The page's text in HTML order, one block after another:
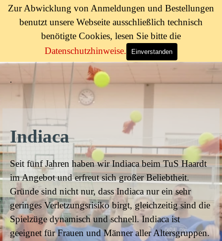
Zur Abwicklung von Anmeldungen und Bestellungen
benutzt unsere Webseite ausschließlich technisch
benötigte Cookies, lesen Sie bitte die
Datenschutzhinweise.
Einverstanden
Direkt zum Seiteninhalt
TuS Haardt 1886 e.V.
Menü überspringen
.
Indiaca
Seit fünf Jahren haben wir Indiaca beim TuS Haardt
im Angebot und erfreut sich großer Beliebtheit.
Gründe sind nicht nur, dass Indiaca nur ein sehr
geringes Verletzungsrisiko birgt, gleichzeitig sind die
Spielzüge dynamisch und schnell. Indiaca ist
geeignet für Frauen und Männer aller Altersgruppen.